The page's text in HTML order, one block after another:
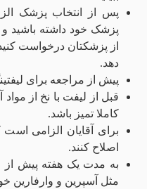
پس از انتخاب پزشک
پزشک خود داشته باشید و
از پزشکتان درخواست
دهد.
پیش از مراجعه برای
قبل از لیفت با نخ از
کاملا تمیز باشد.
برای آقایان الزامی
اصلاح کنند.
به مدت یک هفته پیش از
مثل آسپرین و وارفارین